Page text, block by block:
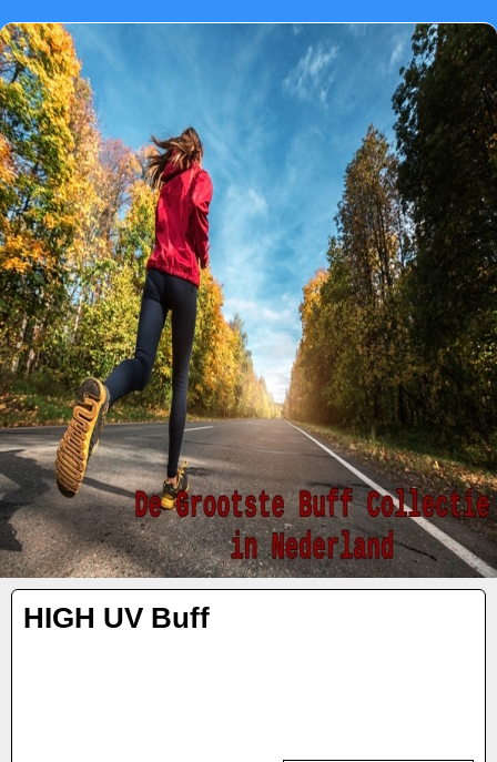
HIGH UV Buff